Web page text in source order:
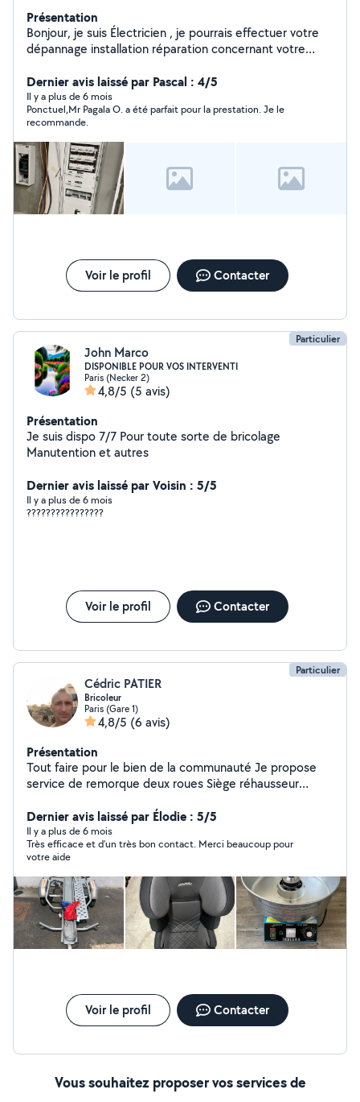
Présentation
Bonjour, je suis Électricien , je pourrais effectuer votre
dépannage installation réparation concernant votre
propose une solution retrouver la liste des principaux
services que je propose. Recherche des pannes prise
de terre tableau électrique tous les travaux électriques.
Dernier avis laissé par Pascal : 4/5
Il y a plus de 6 mois
Ponctuel,Mr Pagala O. a été parfait pour la prestation. Je le
recommande.
Voir le profil Contacter
Particulier
John Marco
DISPONIBLE POUR VOS INTERVENTI
Paris (Necker 2)
4,8/5 (5 avis)
Présentation
Je suis dispo 7/7 Pour toute sorte de bricolage
Manutention et autres
Dernier avis laissé par Voisin : 5/5
Il y a plus de 6 mois
????????????????
Voir le profil Contacter
Particulier
Cédric PATIER
Bricoleur
Paris (Gare 1)
4,8/5 (6 avis)
Présentation
Tout faire pour le bien de la communauté Je propose
service de remorque deux roues Siège réhausseur
Glacière Et bien d autres choses de plus je suis
egalement disponible à côté de Clermont Ferrand 63
Dernier avis laissé par Élodie : 5/5
Il y a plus de 6 mois
Très efficace et d’un très bon contact. Merci beaucoup pour
votre aide
Voir le profil Contacter
Vous souhaitez proposer vos services de